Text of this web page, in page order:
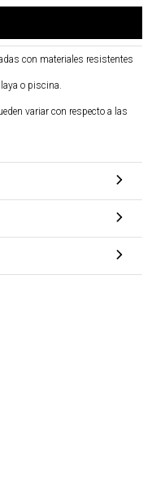
con materiales resistentes
o piscina.
variar con respecto a las